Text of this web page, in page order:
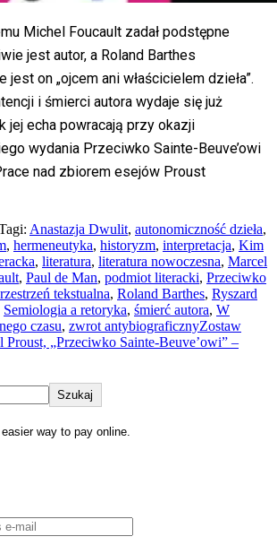
Michel Foucault zadał podstępne
jest autor, a Roland Barthes
jest on „ojcem ani właścicielem dzieła”.
i śmierci autora wydaje się już
jej echa powracają przy okazji
wydania Przeciwko Sainte-Beuve’owi
nad zbiorem esejów Proust
Anastazja Dwulit, autonomiczność dzieła,
, hermeneutyka, historyzm, interpretacja, Kim
, literatura, literatura nowoczesna, Marcel
, Paul de Man, podmiot literacki, Przeciwko
tekstualna, Roland Barthes, Ryszard
Semiologia a retoryka, śmierć autora, W
czasu, zwrot antybiograficznyZostaw
Proust, „Przeciwko Sainte-Beuve’owi” –
Szukaj